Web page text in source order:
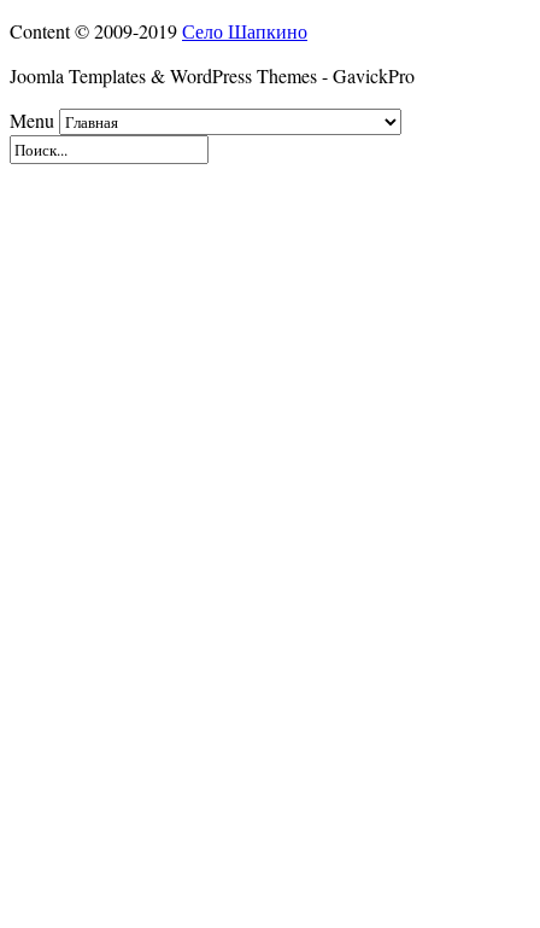
Content © 2009-2019Село Шапкино
Joomla Templates & WordPress Themes - GavickPro
Menu